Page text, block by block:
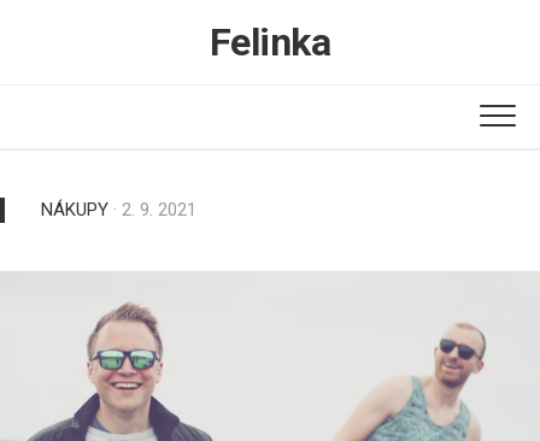
Felinka
NÁKUPY · 2. 9. 2021